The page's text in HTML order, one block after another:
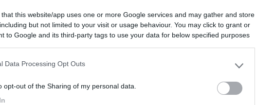
that this website/app uses one or more Google services and may gather and store
but not limited to your visit or usage behaviour. You may click to grant or
to Google and its third-party tags to use your data for below specified purposes
Data Processing Opt Outs
opt-out of the Sharing of my personal data.
Posizione
che offre la possibilità di sostare la notte...
Sordiglio